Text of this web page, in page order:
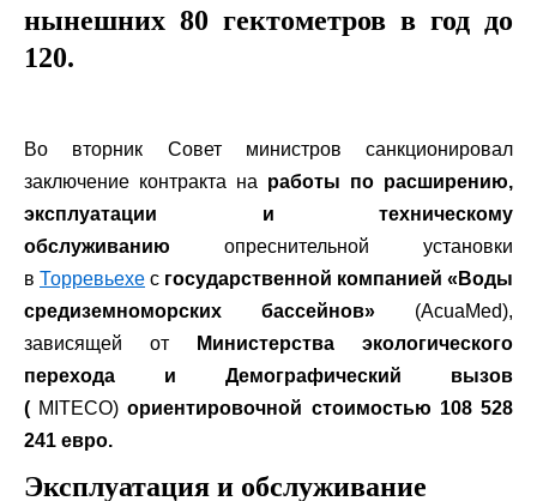
нынешних 80 гектометров в год до
120.
Во вторник Совет министров санкционировал
заключение контракта на работы по расширению,
эксплуатации и техническому
обслуживанию опреснительной установки
в Торревьехе с государственной компанией «Воды
средиземноморских бассейнов» (AcuaMed),
зависящей от
Министерства экологического
перехода и Демографический вызов
( MITECO)ориентировочной стоимостью 108 528
241 евро.
Эксплуатация и обслуживание